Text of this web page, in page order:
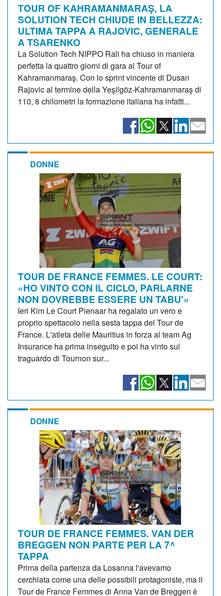
TOUR OF KAHRAMANMARAŞ, LA
SOLUTION TECH CHIUDE IN BELLEZZA:
ULTIMA TAPPA A RAJOVIC, GENERALE
A TSARENKO
La Solution Tech NIPPO Rali ha chiuso in maniera
perfetta la quattro giorni di gara al Tour of
Kahramanmaraş. Con lo sprint vincente di Dusan
Rajovic al termine della Yeşilgöz-Kahramanmaraş di
110, 8 chilometri la formazione italiana ha infatti...
DONNE
TOUR DE FRANCE FEMMES. LE COURT:
«HO VINTO CON IL CICLO, PARLARNE
NON DOVREBBE ESSERE UN TABU'»
Ieri Kim Le Court Pienaar ha regalato un vero e
proprio spettacolo nella sesta tappa del Tour de
France. L'atleta delle Mauritius in forza al team Ag
Insurance ha prima inseguito e poi ha vinto sul
traguardo di Tournon sur...
DONNE
TOUR DE FRANCE FEMMES. VAN DER
BREGGEN NON PARTE PER LA 7^
TAPPA
Prima della partenza da Losanna l'avevamo
cerchiata come una delle possibili protagoniste, ma il
Tour de France Femmes di Anna Van de Breggen è